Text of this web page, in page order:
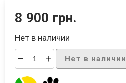
8 900 грн.
Нет в наличии
– + Нет в наличии